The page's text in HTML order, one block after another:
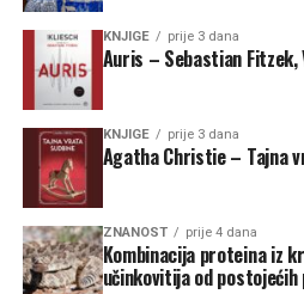
KNJIGE prije 3 dana
Auris – Sebastian Fitzek,
KNJIGE prije 3 dana
Agatha Christie – Tajna
ZNANOST prije 4 dana
Kombinacija proteina iz
učinkovitija od